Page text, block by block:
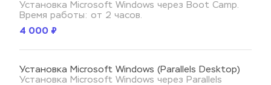
Установка Microsoft Windows через Boot Camp.
Время работы: от 2 часов.
4 000 ₽
Установка Microsoft Windows (Parallels Desktop)
Установка Microsoft Windows через Parallels